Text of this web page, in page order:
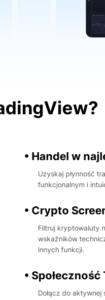
• Handel w
Uzyskaj płynność
funkcjonalnym i
• Crypto
Filtruj kryptowaluty
wskaźników
innych funkcji.
•
Dołącz do